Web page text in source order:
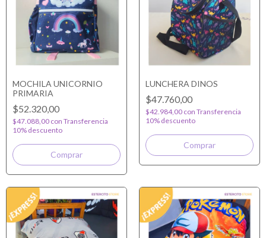
MOCHILA UNICORNIO
PRIMARIA
$52.320,00
$47.088,00 con Transferencia
10% descuento
LUNCHERA DINOS
$47.760,00
$42.984,00 con Transferencia
10% descuento